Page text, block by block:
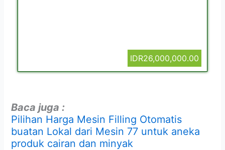
IDR26,000,000.00
Baca juga :
Pilihan Harga Mesin Filling Otomatis
buatan Lokal dari Mesin 77 untuk aneka
produk cairan dan minyak